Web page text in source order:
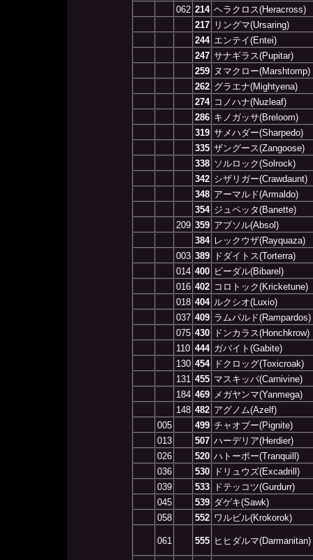
062 214 ヘラクロス(Heracross)
217
リングマ(Ursaring)
244 エンテイ(Entei)
247 サナギラス(Pupitar)
259 ヌマクロー(Marshtomp)
262 グラエナ(Mightyena)
274 コノハナ(Nuzleaf)
286 キノガッサ(Breloom)
319 サメハダー(Sharpedo)
335 ザングース(Zangoose)
338 ソルロック(Solrock)
342 シザリガー(Crawdaunt)
348 アーマルド(Armaldo)
354 ジュペッタ(Banette)
209 359 アブソル(Absol)
384 レックウザ(Rayquaza)
003 389
ドダイトス(Torterra)
014 400 ビーダル(Bibarel)
016 402 コロトック(Kricketune)
018 404 ルクシオ(Luxio)
037 409 ラムパルド(Rampardos)
075 430
ドンカラス(Honchkrow)
110 444 ガバイト(Gabite)
130 454
ドクロッグ(Toxicroak)
131 455 マスキッパ(Carnivine)
184 469
メガヤンマ(Yanmega)
148 482 アグノム(Azelf)
005
499 チャオブー(Pignite)
013
507 ハーデリア(Herdier)
026
520 ハトーポー(Tranquill)
036
530
ドリュウズ(Excadrill)
039
533
ドテッコツ(Gurdurr)
045
539 ダゲキ(Sawk)
058
552 ワルビル(Krokorok)
061 555 ヒヒダルマ(Darmanitan)